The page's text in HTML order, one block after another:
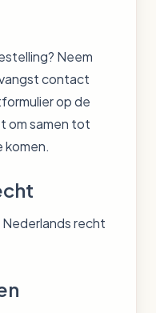
Neem
contact
op de
om samen tot
komen.
recht